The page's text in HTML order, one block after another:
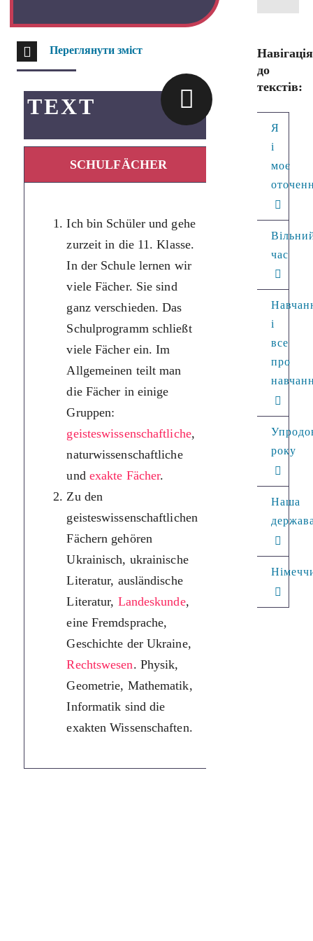
Переглянути зміст
TEXT
SCHULFÄCHER ШКІЛЬНІ
Ich bin Schüler und gehe
zurzeit in die 11. Klasse.
In der Schule lernen wir
viele Fächer. Sie sind
ganz verschieden. Das
Schulprogramm schließt
viele Fächer ein. Im
Allgemeinen teilt man
die Fächer in einige
Gruppen:
geisteswissenschaftliche,
naturwissenschaftliche
und exakte Fächer.
Zu den
geisteswissenschaftlichen
Fächern gehören
Ukrainisch, ukrainische
Literatur, ausländische
Literatur, Landeskunde,
eine Fremdsprache,
Geschichte der Ukraine,
Rechtswesen. Physik,
Geometrie, Mathematik,
Informatik sind die
exakten Wissenschaften.
Я учень
момент
класі. У
вивчаємо
доволі
Шкільна
включає
предмети
До
належать
мова та
іноземна
Навігація
до
текстів:
Я
і
моє
час
і
все
про
року
Наша